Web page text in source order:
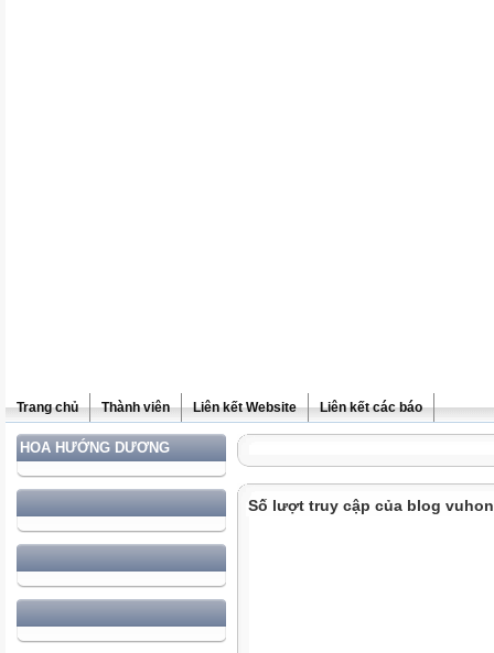
Trang chủ Thành viên Liên kết Website Liên kết các báo
HOA HƯỚNG DƯƠNG
Số lượt truy cập của blog